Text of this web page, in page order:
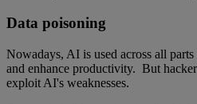
Data poisoning
Nowadays, AI is used across all
and enhance productivity. But
exploit AI's weaknesses.